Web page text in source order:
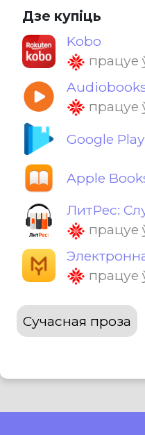
Дзе купіць
Kobo
працуе
працуе
Google
Apple
ЛитРес:
працуе
працуе
Сучасная проза